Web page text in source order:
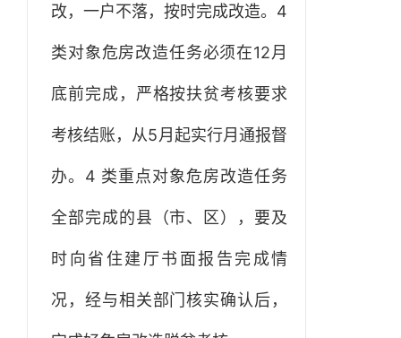
改，一户不落，按时完成改造。4
类对象危房改造任务必须在12月
底前完成，严格按扶贫考核要求
考核结账，从5月起实行月通报督
办。4 类重点对象危房改造任务
全部完成的县（市、区），要及
时向省住建厅书面报告完成情
况，经与相关部门核实确认后，